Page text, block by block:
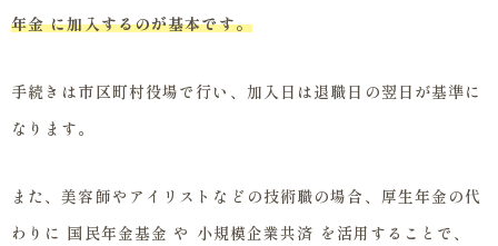
年金 に加入するのが基本です。
手続きは市区町村役場で行い、加入日は退職日の翌日が基準に
なります。
また、美容師やアイリストなどの技術職の場合、厚生年金の代
わりに 国民年金基金 や 小規模企業共済 を活用することで、